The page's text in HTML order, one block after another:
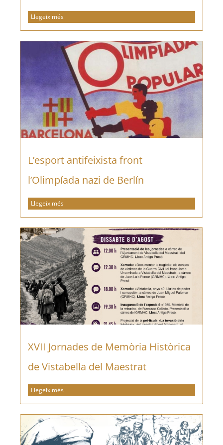
Llegeix més
L’esport antifeixista front
l’Olimpíada nazi de Berlín
Llegeix més
XVII Jornades de Memòria Històrica
de Vistabella del Maestrat
Llegeix més